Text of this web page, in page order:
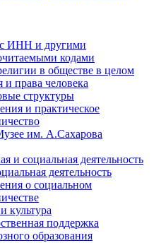
с ИНН и другими
кодами
в обществе в целом
и права человека
структуры
и практическое
им. А.Сахарова
и социальная деятельность
деятельность
о социальном
культура
поддержка
образования